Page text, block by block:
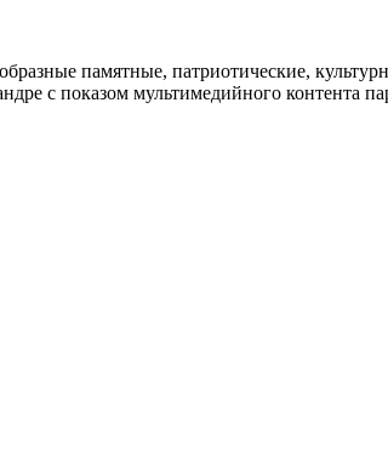
памятные, патриотические,
с показом мультимедийного контента